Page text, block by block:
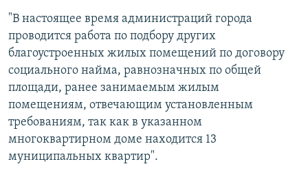
"В настоящее время администраций города
проводится работа по подбору других
благоустроенных жилых помещений по договору
социального найма, равнозначных по общей
площади, ранее занимаемым жилым
помещениям, отвечающим установленным
требованиям, так как в указанном
многоквартирном доме находится 13
муниципальных квартир".